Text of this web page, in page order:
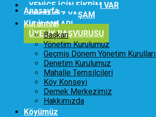
YENİCE İÇİN FİKRİM VAR
ENGELSİZ YAŞAM
İŞ İLANLARI
ÜYELİK BAŞVURUSU
Anasayfa
Kurumsal
Başkan
Yönetim Kurulumuz
Geçmiş Dönem Yönetim Kurulları
Denetim Kurulumuz
Mahalle Temsilcileri
Köy Konseyi
Dernek Merkezimiz
Hakkımızda
Köyümüz